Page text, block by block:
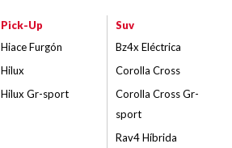
Pick-Up
Hiace Furgón
Hilux
Hilux Gr-sport
Suv
Bz4x Eléctrica
Corolla Cross
Corolla Cross Gr-
sport
Rav4 Híbrida